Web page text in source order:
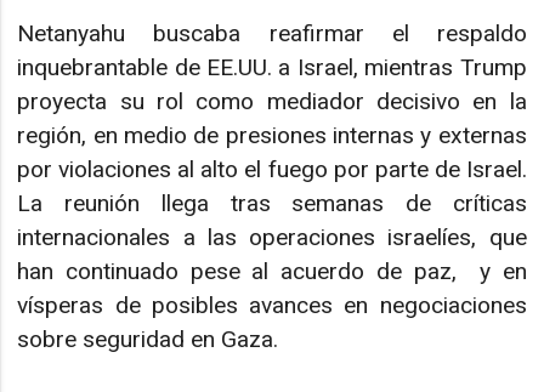
Netanyahu buscaba reafirmar el respaldo
inquebrantable de EE.UU. a Israel, mientras Trump
proyecta su rol como mediador decisivo en la
región, en medio de presiones internas y externas
por violaciones al alto el fuego por parte de Israel.
La reunión llega tras semanas de críticas
internacionales a las operaciones israelíes, que
han continuado pese al acuerdo de paz, y en
vísperas de posibles avances en negociaciones
sobre seguridad en Gaza.​